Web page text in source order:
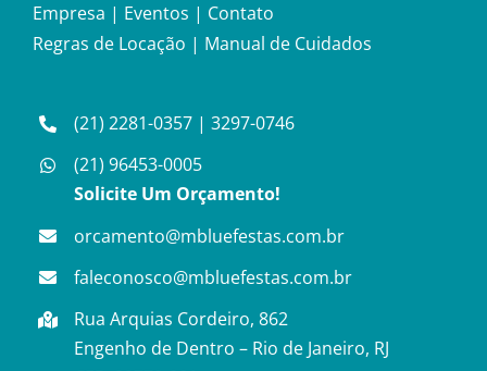
Empresa | Eventos | Contato
Regras de Locação | Manual de Cuidados
(21) 2281-0357 |3297-0746
(21) 96453-0005
Solicite Um Orçamento!
orcamento@mbluefestas.com.br
faleconosco@mbluefestas.com.br
Rua Arquias Cordeiro, 862
Engenho de Dentro – Rio de Janeiro, RJ